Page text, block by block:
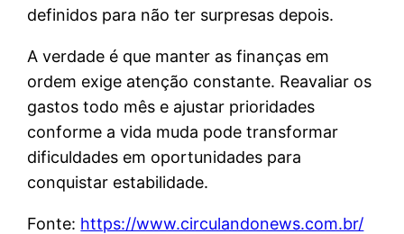
definidos para não ter surpresas depois.
A verdade é que manter as finanças em
ordem exige atenção constante. Reavaliar os
gastos todo mês e ajustar prioridades
conforme a vida muda pode transformar
dificuldades em oportunidades para
conquistar estabilidade.
Fonte: https://www.circulandonews.com.br/